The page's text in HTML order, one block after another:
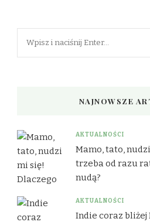
NAJNOWSZE
AKTUALNOŚCI
Mamo, tato,
trzeba od razu
nudą?
AKTUALNOŚCI
Indie coraz bliżej